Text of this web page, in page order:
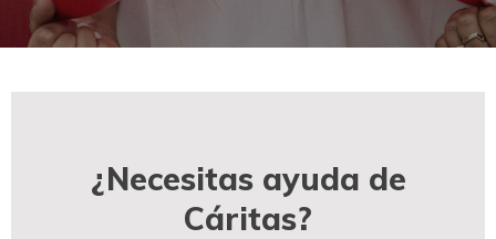
¿Necesitas ayuda de
Cáritas?